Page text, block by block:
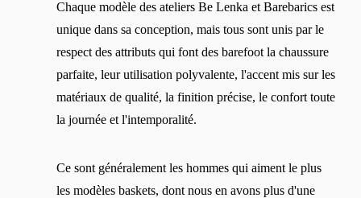
Chaque modèle des ateliers Be Lenka et Barebarics est
unique dans sa conception, mais tous sont unis par le
respect des attributs qui font des barefoot la chaussure
parfaite, leur utilisation polyvalente, l'accent mis sur les
matériaux de qualité, la finition précise, le confort toute
la journée et l'intemporalité.
Ce sont généralement les hommes qui aiment le plus
les modèles baskets, dont nous en avons plus d'une